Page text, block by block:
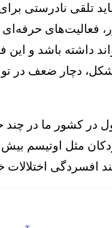
نادرستی برای
فعالیت‌های
داشته باشد و
دچار ضعف در
کشور ما در چند
مثل اوتیسم بیش
افسردگی